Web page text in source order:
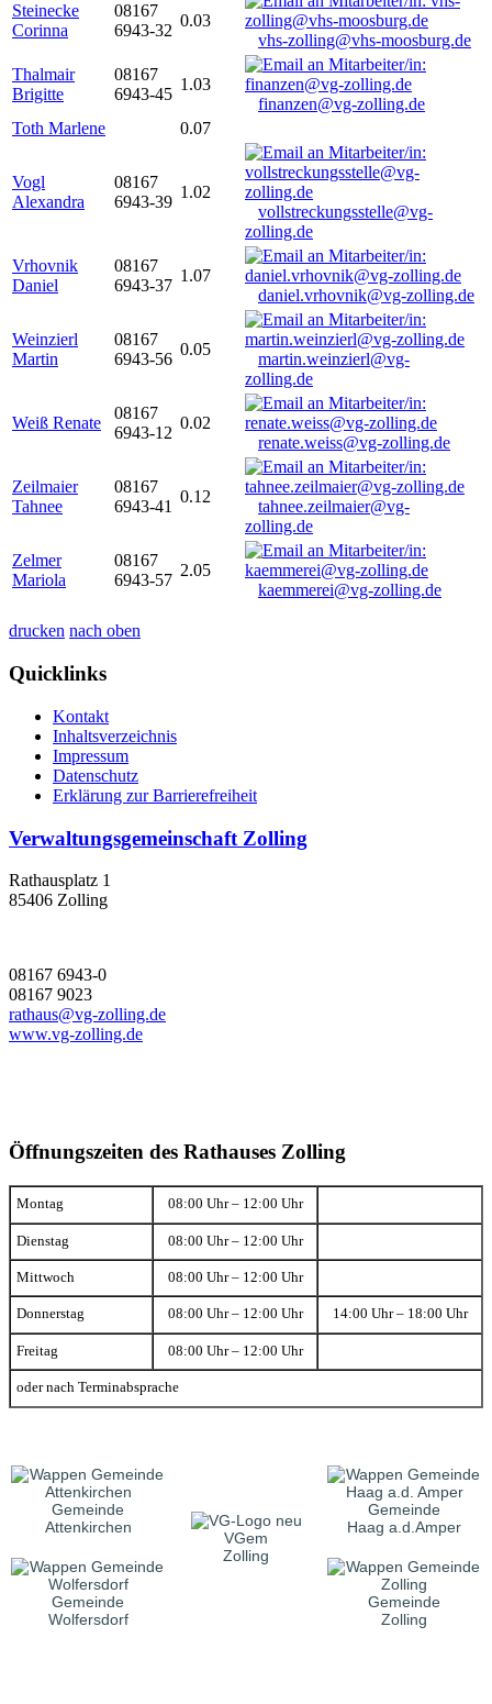
Steinecke
Corinna
08167
6943-32
0.03
vhs-zolling@vhs-moosburg.de
Thalmair
Brigitte
08167
6943-45
1.03
finanzen@vg-zolling.de
Toth Marlene
0.07
Vogl
Alexandra
08167
6943-39
1.02
vollstreckungsstelle@vg-
zolling.de
Vrhovnik
Daniel
08167
6943-37
1.07
daniel.vrhovnik@vg-zolling.de
Weinzierl
Martin
08167
6943-56
0.05
martin.weinzierl@vg-
zolling.de
Weiß Renate
08167
6943-12
0.02
renate.weiss@vg-zolling.de
Zeilmaier
Tahnee
08167
6943-41
0.12
tahnee.zeilmaier@vg-
zolling.de
Zelmer
Mariola
08167
6943-57
2.05
kaemmerei@vg-zolling.de
drucken nach oben
Quicklinks
Kontakt
Inhaltsverzeichnis
Impressum
Datenschutz
Erklärung zur Barrierefreiheit
Verwaltungsgemeinschaft Zolling
Rathausplatz 1
85406 Zolling
08167 6943-0
08167 9023
rathaus@vg-zolling.de
www.vg-zolling.de
Öffnungszeiten des Rathauses Zolling
Montag 08:00 Uhr – 12:00 Uhr
Dienstag 08:00 Uhr – 12:00 Uhr
Mittwoch 08:00 Uhr – 12:00 Uhr
Donnerstag 08:00 Uhr – 12:00 Uhr 14:00 Uhr – 18:00 Uhr
Freitag 08:00 Uhr – 12:00 Uhr
oder nach Terminabsprache
Gemeinde
Attenkirchen
VGem
Zolling
Gemeinde
Haag a.d.Amper
Gemeinde
Wolfersdorf
Gemeinde
Zolling